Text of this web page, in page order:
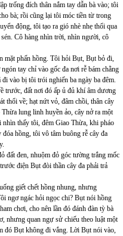
trống đích thân nắm tay dẫn bà vào; tôi
bà; rồi cũng lại tôi móc tiền từ trong
động, tôi tạo ra gió nhè nhẹ thổi qua
Cô hàng nhìn trời, nhìn người, cô
mặt phấn hồng. Tôi hỏi Bụt, Bụt bỏ đi,
tay chỉ vào gốc đa nơi rễ bám chằng
vào bị tôi trói nghiến ba ngày ba đêm.
trước, đất nơi đó ấp ủ đủ khí âm dương
thổi về; hạt nứt vỏ, đâm chồi, thân cây
lung linh huyền ảo, cây nở ra một
thấy tôi, đêm Giao Thừa, khi pháo
hồng, tôi vô tâm buông rễ cây đa
đất đen, nhuộm đỏ góc tường trắng mốc
điện Bụt đòi thần cây đa phải trả
giết chết hồng nhung, nhưng
ngơ ngác hỏi ngọc chi? Bụt nói hồng
chơi, cho nên lần đó đánh đàn tỳ bà
nhưng quan ngự sử chiếu theo luật một
đó Bụt không đi vắng. Lời Bụt nói vào,